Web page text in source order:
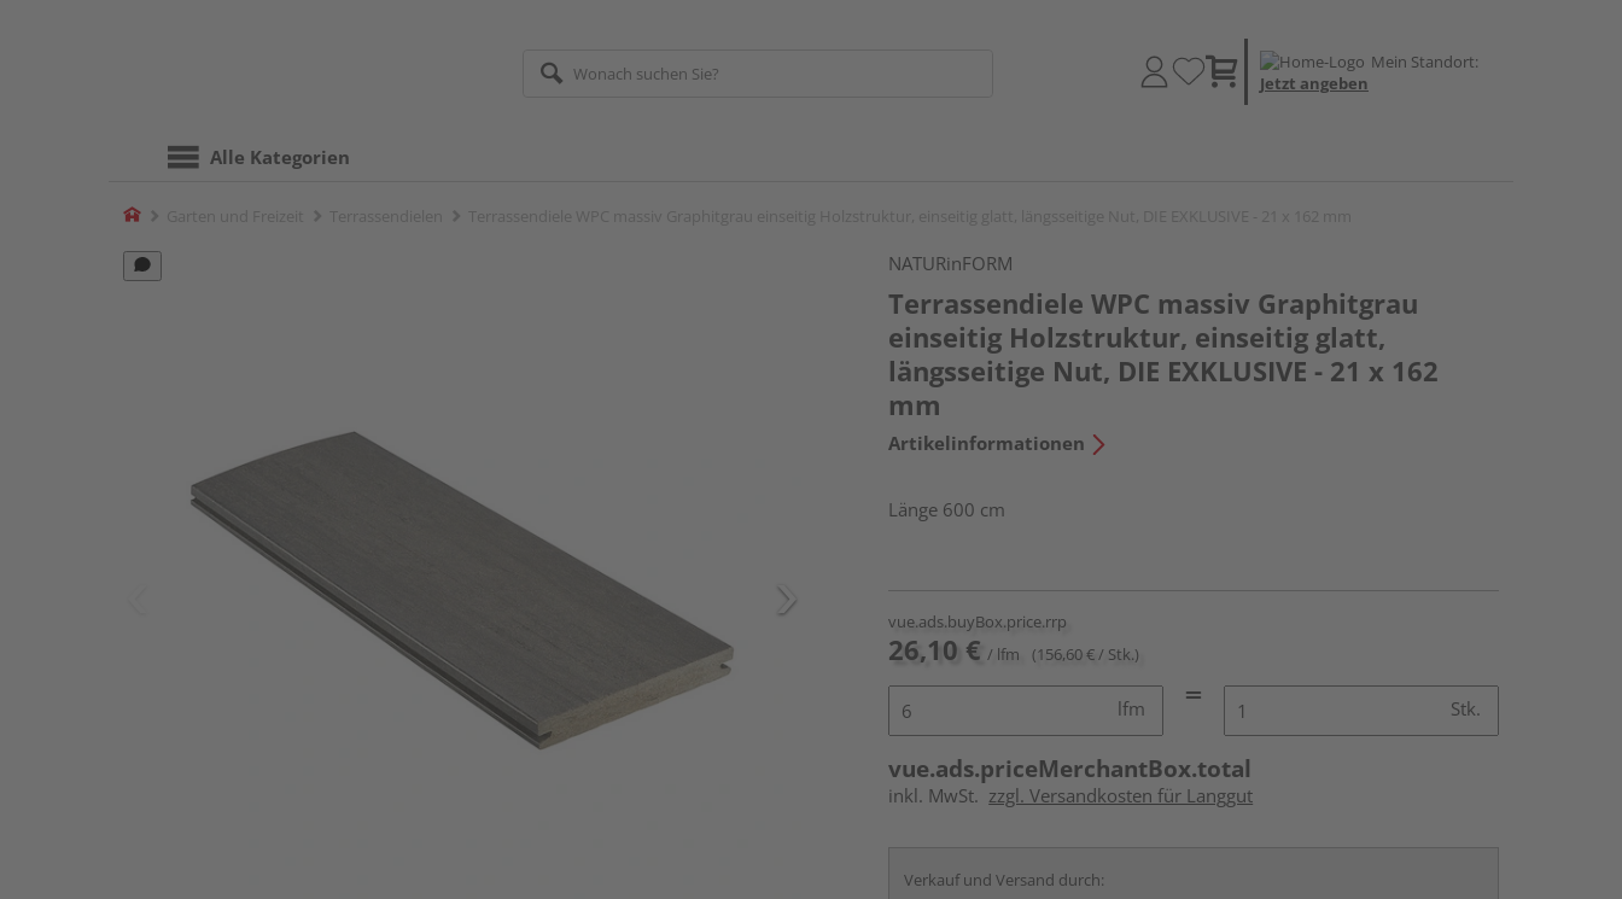
Mein Standort:
Jetzt angeben
Alle Kategorien
Home
NATURinFORM
Terrassendiele WPC massiv Graphitgrau
einseitig Holzstruktur, einseitig glatt,
längsseitige Nut, DIE EXKLUSIVE - 21 x 162
mm
Artikelinformationen
Länge 600 cm
vue.ads.buyBox.price.rrp
26,10 € / lfm (156,60 € / Stk.)
lfm Stk.
vue.ads.priceMerchantBox.total
inkl. MwSt. zzgl. Versandkosten für Langgut
Verkauf und Versand durch: